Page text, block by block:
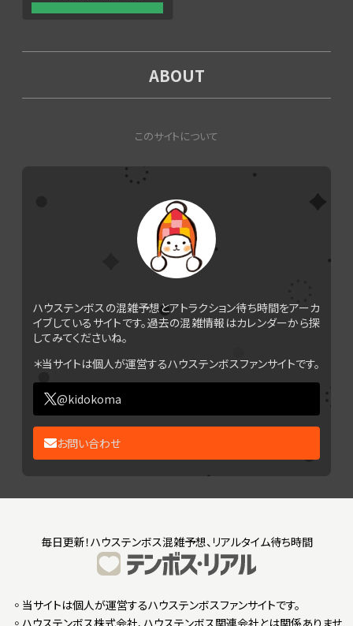
ABOUT
このサイトについて
ハウステンボスの混雑予想とアトラクション待ち時間をアーカ
イブしているサイトです。過去の混雑情報はカレンダーから探
してみてくださいね。
＊当サイトは個人が運営するハウステンボスファンサイトです。
@kidokoma
お問い合わせ
毎日更新！ハウステンボス混雑予想、リアルタイム待ち時間
◦当サイトは個人が運営するハウステンボスファンサイトです。
◦ハウステンボス株式会社、ハウステンボス関連会社とは関係ありませ